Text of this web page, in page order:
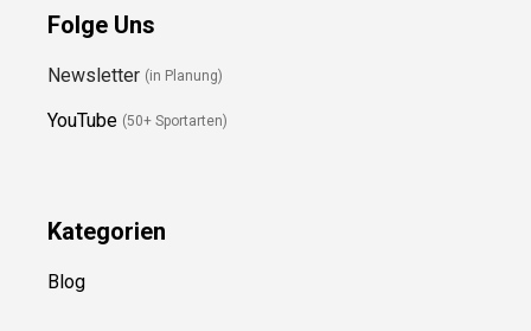
Newsletter(in Planung)
YouTube (50+ Sportarten)
Blog